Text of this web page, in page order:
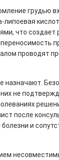
грудью
липоевая
что создает
проводят
назначают.
не
после
и